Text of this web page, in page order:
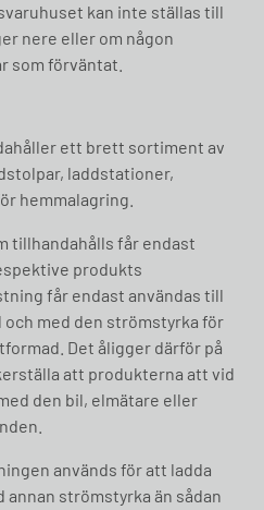
kan inte ställas till
nere eller om någon
som förväntat.
ett brett sortiment av
laddstationer,
hemmalagring.
tillhandahålls får endast
produkts
får endast användas till
och med den strömstyrka för
Det åligger därför på
att produkterna att vid
den bil, elmätare eller
används för att ladda
annan strömstyrka än sådan